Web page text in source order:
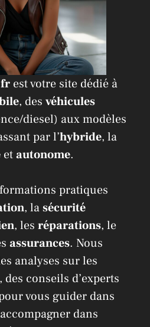
est votre site dédié à
, des véhicules
diesel) aux modèles
par l’hybride, la
etautonome.
pratiques
, lasécurité
, les réparations, le
assurances. Nous
analyses sur les
conseils d’experts
vous guider dans
dans